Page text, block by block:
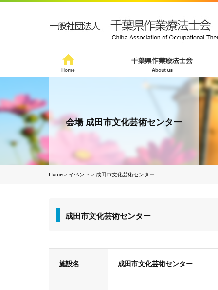
会場 成田市文化芸術センター
Home > イベント > 成田市文化芸術センター
成田市文化芸術センター
施設名 成田市文化芸術センター